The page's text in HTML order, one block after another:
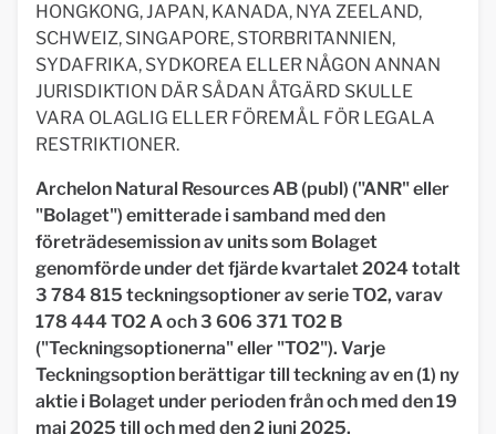
HONGKONG, JAPAN, KANADA, NYA ZEELAND,
SCHWEIZ, SINGAPORE, STORBRITANNIEN,
SYDAFRIKA, SYDKOREA ELLER NÅGON ANNAN
JURISDIKTION DÄR SÅDAN ÅTGÄRD SKULLE
VARA OLAGLIG ELLER FÖREMÅL FÖR LEGALA
RESTRIKTIONER.
Archelon Natural Resources AB (publ) ("ANR" eller
"Bolaget") emitterade i samband med den
företrädesemission av units som Bolaget
genomförde under det fjärde kvartalet 2024 totalt
3 784 815 teckningsoptioner av serie TO2, varav
178 444 TO2 A och 3 606 371 TO2 B
("Teckningsoptionerna" eller "TO2"). Varje
Teckningsoption berättigar till teckning av en (1) ny
aktie i Bolaget under perioden från och med den 19
maj 2025 till och med den 2 juni 2025.